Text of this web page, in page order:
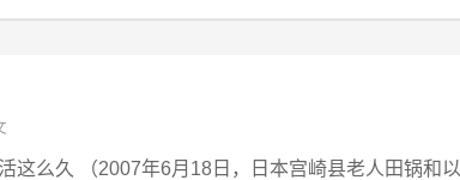
这么久 （2007年6月18日，日本宫崎县老人田锅和以